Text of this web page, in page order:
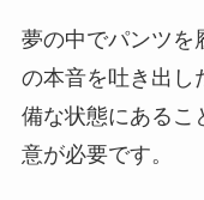
夢の中でパンツを
の本音を吐き出し
備な状態にあるこ
意が必要です。